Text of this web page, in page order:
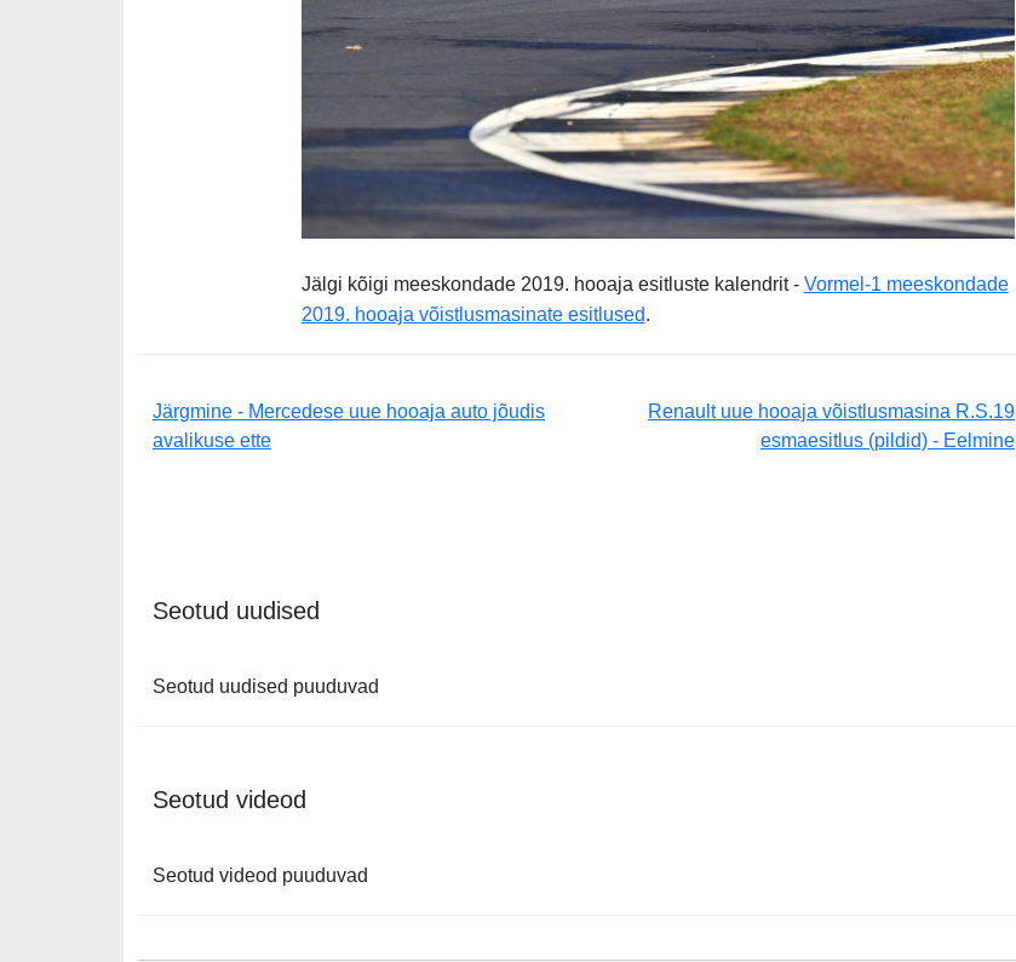
Jälgi kõigi meeskondade 2019. hooaja esitluste kalendrit - Vormel-1 meeskondade
2019. hooaja võistlusmasinate esitlused.
Järgmine - Mercedese uue hooaja auto jõudis
avalikuse ette
Renault uue hooaja võistlusmasina R.S.19
esmaesitlus (pildid) - Eelmine
Seotud uudised
Seotud uudised puuduvad
Seotud videod
Seotud videod puuduvad